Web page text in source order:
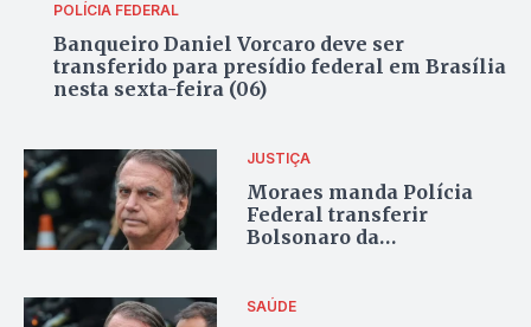
POLÍCIA FEDERAL
Banqueiro Daniel Vorcaro deve ser
transferido para presídio federal em Brasília
nesta sexta-feira (06)
JUSTIÇA
Moraes manda Polícia
Federal transferir
Bolsonaro da
SAÚDE